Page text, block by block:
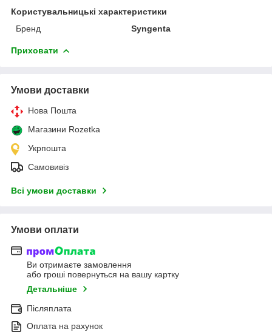
Користувальницькі характеристики
Бренд
Syngenta
Приховати
Умови доставки
Нова Пошта
Магазини Rozetka
Укрпошта
Самовивіз
Всі умови доставки
Умови оплати
Ви отримаєте замовлення
або гроші повернуться на вашу картку
Детальніше
Післяплата
Оплата на рахунок